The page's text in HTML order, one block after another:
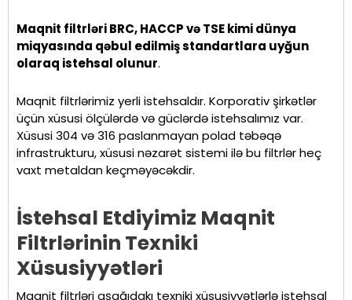
Maqnit filtrləri BRC, HACCP və TSE kimi dünya
miqyasında qəbul edilmiş standartlara uyğun
olaraq istehsal olunur.
Maqnit filtrlərimiz yerli istehsaldır. Korporativ şirkətlər
üçün xüsusi ölçülərdə və güclərdə istehsalımız var.
Xüsusi 304 və 316 paslanmayan polad təbəqə
infrastrukturu, xüsusi nəzarət sistemi ilə bu filtrlər heç
vaxt metaldan keçməyəcəkdir.
İstehsal Etdiyimiz Maqnit
Filtrlərinin Texniki
Xüsusiyyətləri
Maqnit filtrləri aşağıdakı texniki xüsusiyyətlərlə istehsal